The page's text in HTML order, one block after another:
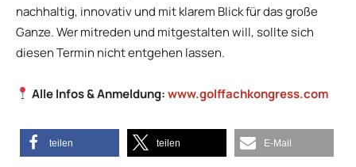
nachhaltig, innovativ und mit klarem Blick für das große
Ganze. Wer mitreden und mitgestalten will, sollte sich
diesen Termin nicht entgehen lassen.
Alle Infos & Anmeldung:www.golffachkongress.com
teilen teilen E-Mail